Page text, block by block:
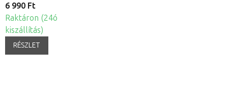
6 990 Ft
Raktáron (24ó
kiszállítás)
RÉSZLET